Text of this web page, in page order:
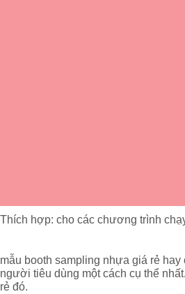
Thích hợp: cho các chương trình
mẫu booth sampling nhựa giá rẻ
người tiêu dùng một cách cụ thể
rẻ đó.